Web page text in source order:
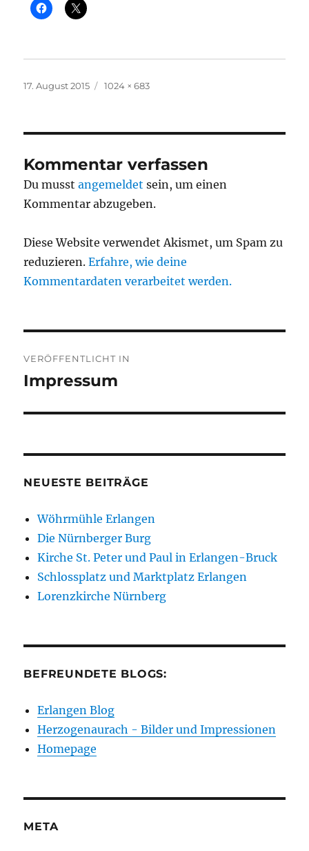
Veröffentlicht
17. August 2015 Originalgröße
1024 × 683
Kommentar verfassen
Du musstangemeldet sein, um einen
Kommentar abzugeben.
Diese Website verwendet Akismet, um Spam zu
reduzieren.Erfahre, wie deine
Kommentardaten verarbeitet werden.
VERÖFFENTLICHT IN
Impressum
NEUESTE BEITRÄGE
Wöhrmühle Erlangen
Die Nürnberger Burg
Kirche St. Peter und Paul in Erlangen-Bruck
Schlossplatz und Marktplatz Erlangen
Lorenzkirche Nürnberg
BEFREUNDETE BLOGS:
Erlangen Blog
Herzogenaurach - Bilder und Impressionen
Homepage
META